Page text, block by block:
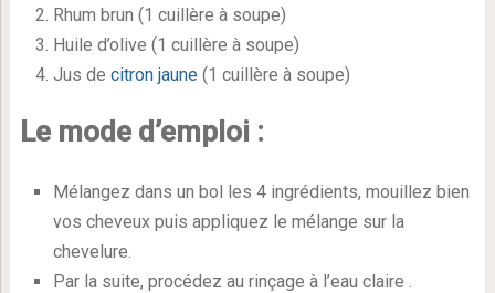
Rhum brun (1 cuillère à soupe)
Huile d’olive (1 cuillère à soupe)
Jus de citron jaune(1 cuillère à soupe)
Le mode d’emploi :
Mélangez dans un bol les 4 ingrédients, mouillez bien
vos cheveux puis appliquez le mélange sur la
chevelure.
Par la suite, procédez au rinçage à l’eau claire .